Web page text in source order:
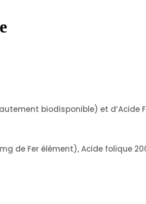
biodisponible) et
de Fer élément), Acide folique